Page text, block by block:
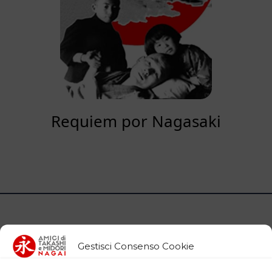
Gestisci Consenso Cookie
Requiem por Nagasaki
Złóż darowiznę